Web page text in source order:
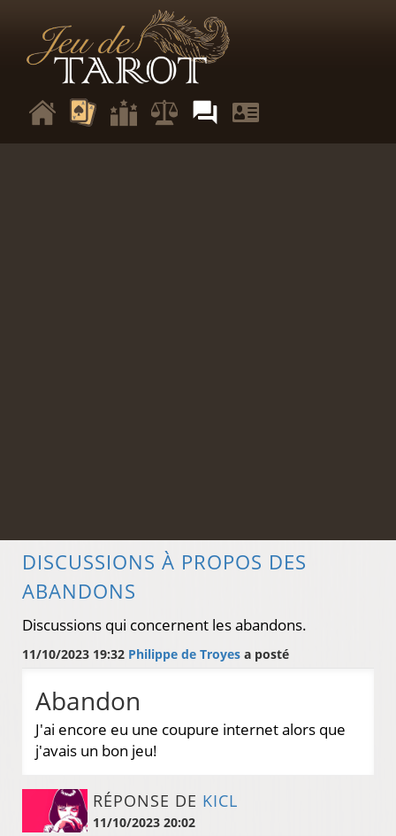
DISCUSSIONS À PROPOS DES
ABANDONS
Discussions qui concernent les abandons.
11/10/2023 19:32 Philippe de Troyes a posté
Abandon
J'ai encore eu une coupure internet alors que
j'avais un bon jeu!
RÉPONSE DE KICL
11/10/2023 20:02